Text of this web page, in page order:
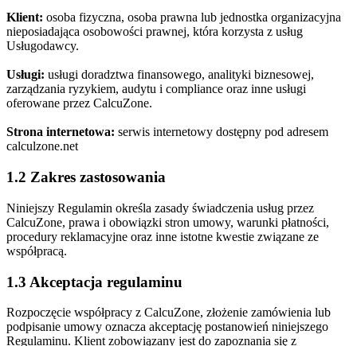
Klient: osoba fizyczna, osoba prawna lub jednostka organizacyjna
nieposiadająca osobowości prawnej, która korzysta z usług
Usługodawcy.
Usługi: usługi doradztwa finansowego, analityki biznesowej,
zarządzania ryzykiem, audytu i compliance oraz inne usługi
oferowane przez CalcuZone.
Strona internetowa: serwis internetowy dostępny pod adresem
calculzone.net
1.2 Zakres zastosowania
Niniejszy Regulamin określa zasady świadczenia usług przez
CalcuZone, prawa i obowiązki stron umowy, warunki płatności,
procedury reklamacyjne oraz inne istotne kwestie związane ze
współpracą.
1.3 Akceptacja regulaminu
Rozpoczęcie współpracy z CalcuZone, złożenie zamówienia lub
podpisanie umowy oznacza akceptację postanowień niniejszego
Regulaminu. Klient zobowiązany jest do zapoznania się z